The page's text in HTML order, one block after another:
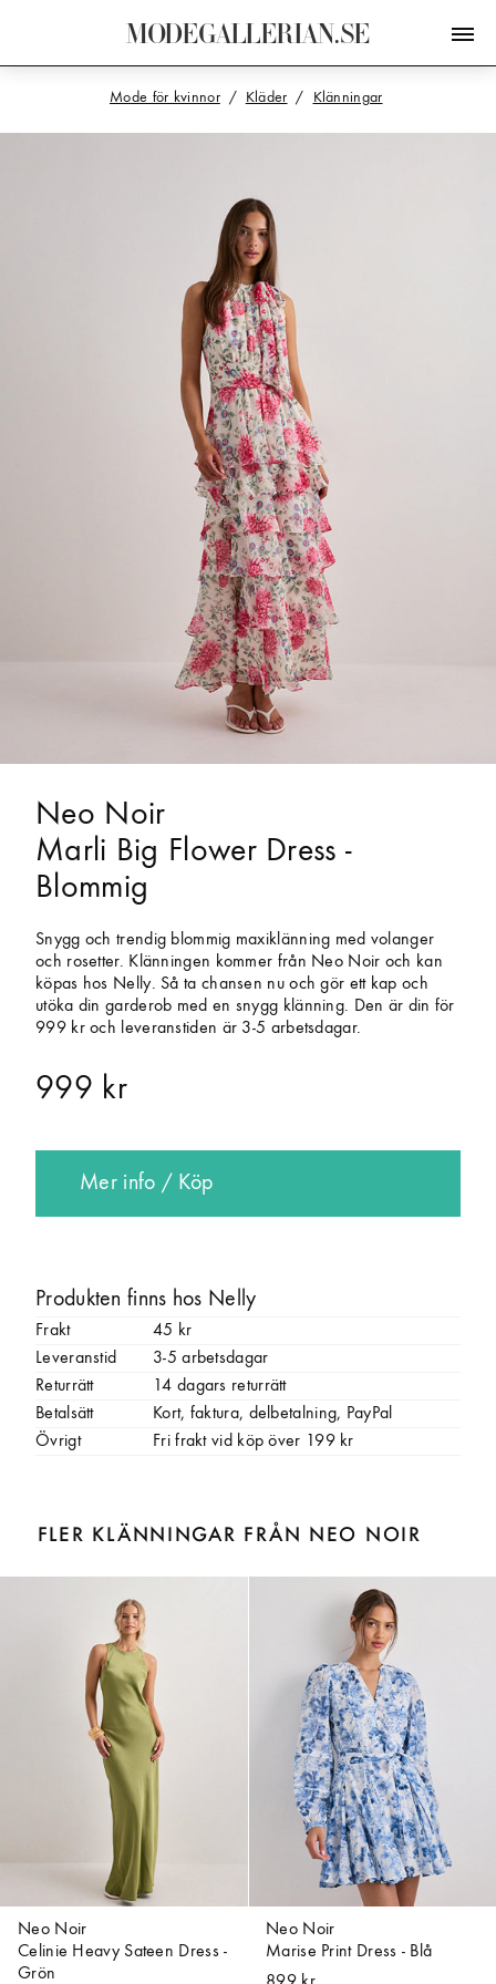
MODEGALLERIAN.SE
Mode för kvinnor Kläder Klänningar
Neo Noir
Marli Big Flower Dress -
Blommig
Snygg och trendig blommig maxiklänning med volanger
och rosetter. Klänningen kommer från Neo Noir och kan
köpas hos Nelly. Så ta chansen nu och gör ett kap och
utöka din garderob med en snygg klänning. Den är din för
999 kr och leveranstiden är 3-5 arbetsdagar.
999 kr
Mer info / Köp
Produkten finns hos Nelly
Frakt
45 kr
Leveranstid
3-5 arbetsdagar
Returrätt
14 dagars returrätt
Betalsätt
Kort, faktura, delbetalning, PayPal
Övrigt
Fri frakt vid köp över 199 kr
FLER KLÄNNINGAR FRÅN NEO NOIR
Neo Noir
Celinie Heavy Sateen Dress -
Grön
Neo Noir
Marise Print Dress - Blå